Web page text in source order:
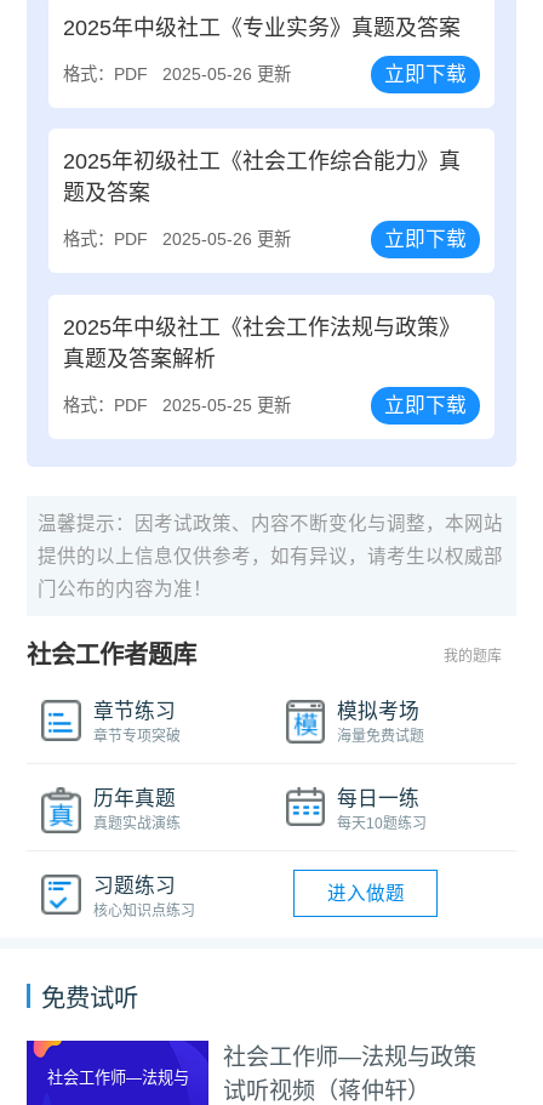
2025年中级社工《专业实务》真题及答案
格式：PDF 2025-05-26 更新 立即下载
2025年初级社工《社会工作综合能力》真
题及答案
格式：PDF 2025-05-26 更新 立即下载
2025年中级社工《社会工作法规与政策》
真题及答案解析
格式：PDF 2025-05-25 更新 立即下载
温馨提示：因考试政策、内容不断变化与调整，本网站
提供的以上信息仅供参考，如有异议，请考生以权威部
门公布的内容为准！
社会工作者题库 我的题库
章节练习
章节专项突破
模拟考场
海量免费试题
历年真题
真题实战演练
每日一练
每天10题练习
习题练习
核心知识点练习
进入做题
免费试听
社会工作师—法规与
社会工作师—法规与政策
试听视频（蒋仲轩）